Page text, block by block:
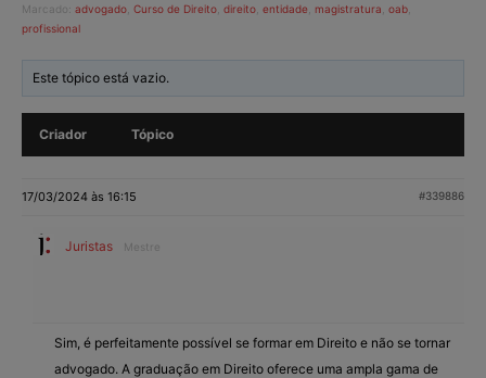
Marcado: advogado Curso de Direito direito entidade magistratura oab
profissional
Este tópico está vazio.
Criador Tópico
17/03/2024 às 16:15 #339886
Juristas Mestre
Sim, é perfeitamente possível se formar em Direito e não se tornar
advogado. A graduação em Direito oferece uma ampla gama de